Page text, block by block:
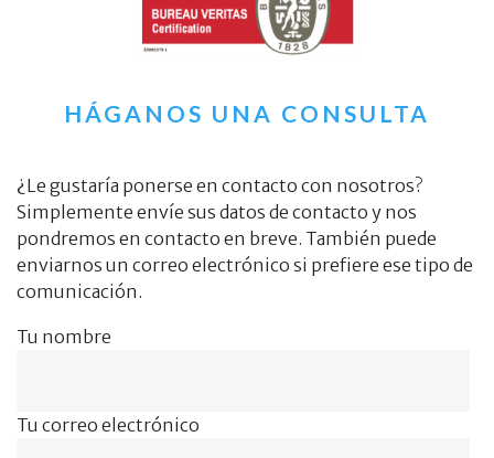
HÁGANOS UNA CONSULTA
¿Le gustaría ponerse en contacto con nosotros?
Simplemente envíe sus datos de contacto y nos
pondremos en contacto en breve. También puede
enviarnos un correo electrónico si prefiere ese tipo de
comunicación.
Tu nombre
Tu correo electrónico